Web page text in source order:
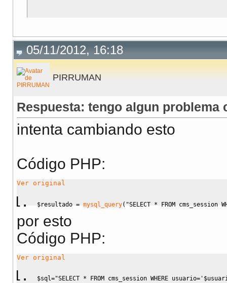
05/11/2012, 16:18
PIRRUMAN
Respuesta: tengo algun problema
intenta cambiando esto
Código PHP:
Ver original
$resultado = mysql_query( "SELECT * FROM cms_session
por esto
Código PHP:
Ver original
$sql="SELECT * FROM cms_session WHERE usuario='